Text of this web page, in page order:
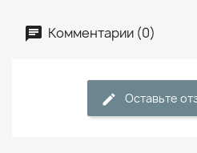
Комментарии (0)
Оставьте